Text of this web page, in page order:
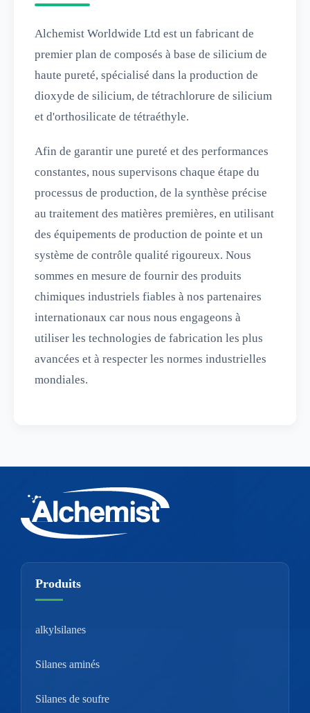
Alchemist Worldwide Ltd est un fabricant de
premier plan de composés à base de silicium de
haute pureté, spécialisé dans la production de
dioxyde de silicium, de tétrachlorure de silicium
et d'orthosilicate de tétraéthyle.
Afin de garantir une pureté et des performances
constantes, nous supervisons chaque étape du
processus de production, de la synthèse précise
au traitement des matières premières, en utilisant
des équipements de production de pointe et un
système de contrôle qualité rigoureux. Nous
sommes en mesure de fournir des produits
chimiques industriels fiables à nos partenaires
internationaux car nous nous engageons à
utiliser les technologies de fabrication les plus
avancées et à respecter les normes industrielles
mondiales.
Produits
alkylsilanes
Silanes aminés
Silanes de soufre